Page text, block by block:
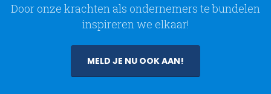
Door onze krachten als ondernemers te bundelen
inspireren we elkaar!
MELD JE NU OOK AAN!